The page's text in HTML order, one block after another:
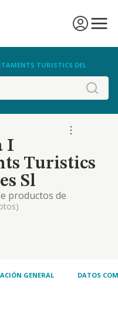
TURISTICS DEL
I
Turistics
Sl
productos de
de regalo, cafeteria y
GENERAL DATOS